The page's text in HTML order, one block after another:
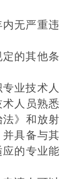
内无严重违
定的其他条
业技术人
人员熟悉
》 和放射
具备与其
的专业能